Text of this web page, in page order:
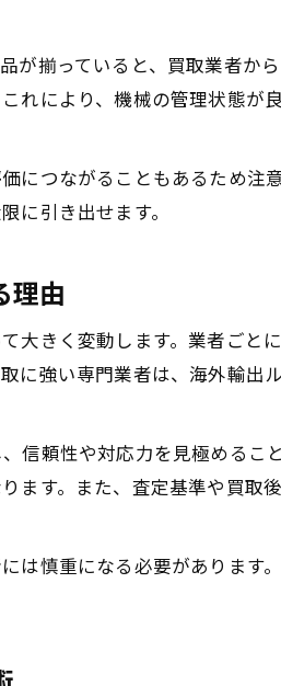
が揃っていると、買取業者か
れにより、機械の管理状態が
につながることもあるため注
に引き出せます。
理由
大きく変動します。業者ご
に強い専門業者は、海外輸出
信頼性や対応力を見極める
ます。また、査定基準や買取
は慎重になる必要があります